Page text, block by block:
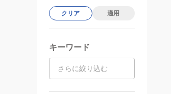
クリア 適用
キーワード